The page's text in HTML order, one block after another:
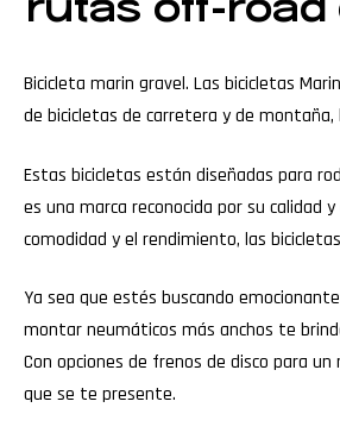
Bicicleta marin gravel. Las bicicletas
de bicicletas de carretera y de
Estas bicicletas están diseñadas para
es una marca reconocida por su calidad
comodidad y el rendimiento, las
Ya sea que estés buscando
montar neumáticos más anchos te
Con opciones de frenos de disco para
que se te presente.